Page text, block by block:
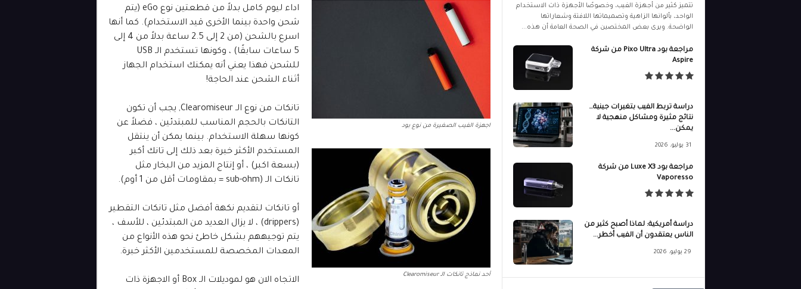
اجهزة الفيب الصغيرة من نوع بود
اداء ليوم كامل بدلاً من قطعتين نوع eGo (يتم
شحن واحدة بينما الأخرى قيد الاستخدام). كما أنها
اسرع بالشحن (من 2 إلى 2.5 ساعة بدلاً من 4 إلى
5 ساعات سابقًا) ، وكونها تستخدم الـ USB
للشحن فهذا يعني أنه يمكنك استخدام الجهاز
أثناء الشحن عند الحاجة!
أحد نماذج تانكات الـ Clearomiseur
تانكات من نوع الـ Clearomiseur, يجب أن تكون
التانكات بالحجم المناسب للمبتدئين ، فضلاً عن
كونها سهلة الاستخدام. بينما يمكن أن ينتقل
المستخدم الأكثر خبرة بعد ذلك إلى تانك أكبر
(بسعة اكبر) ، أو إنتاج المزيد من البخار مثل
تانكات الـ (sub-ohm = بمقاومات أقل من 1 أوم).
أو تانكات لتقديم نكهة أفضل مثل تانكات التقطير
(drippers) ، لا يزال العديد من المبتدئين ، للأسف ،
يتم توجيههم بشكل خاطئ نحو هذه الأنواع من
المعدات المخصصة للمستخدمين الأكثر خبرة.
الاتجاه الان هو لموديلات الـ Box أو الاجهزة ذات
تتميز كثير من أجهزة الفيب، وخصوصًا الأجهزة ذات الاستخدام
الواحد، بألوانها الزاهية وتصميماتها اللافتة وشعاراتها
الواضحة. ويرى بعض المختصين في الصحة العامة أن هذه...
مراجعة بود Pixo Ultra من شركة
Aspire
دراسة تربط الفيب بتغيرات جينية…
نتائج مثيرة ومشاكل منهجية لا
يمكن...
31 يوليو، 2026
مراجعة بود Luxe X3 من شركة
Vaporesso
دراسة أمريكية: لماذا أصبح كثير من
الناس يعتقدون أن الفيب أخطر...
29 يوليو، 2026